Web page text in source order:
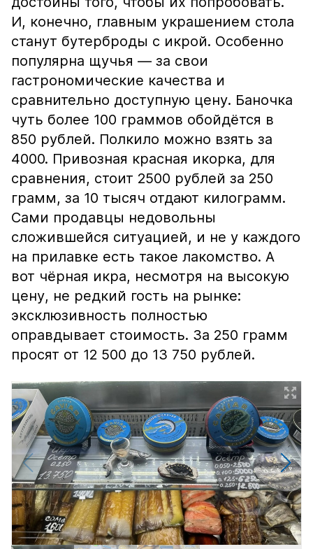
И, конечно, главным украшением стола
станут бутерброды с икрой. Особенно
популярна щучья — за свои
гастрономические качества и
сравнительно доступную цену. Баночка
чуть более 100 граммов обойдётся в
850 рублей. Полкило можно взять за
4000. Привозная красная икорка, для
сравнения, стоит 2500 рублей за 250
грамм, за 10 тысяч отдают килограмм.
Сами продавцы недовольны
сложившейся ситуацией, и не у каждого
на прилавке есть такое лакомство. А
вот чёрная икра, несмотря на высокую
цену, не редкий гость на рынке:
эксклюзивность полностью
оправдывает стоимость. За 250 грамм
просят от 12 500 до 13 750 рублей.